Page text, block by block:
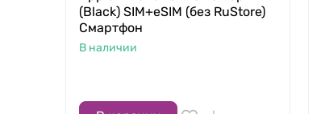
(Black) SIM+eSIM (без RuStore)
Смартфон
В наличии